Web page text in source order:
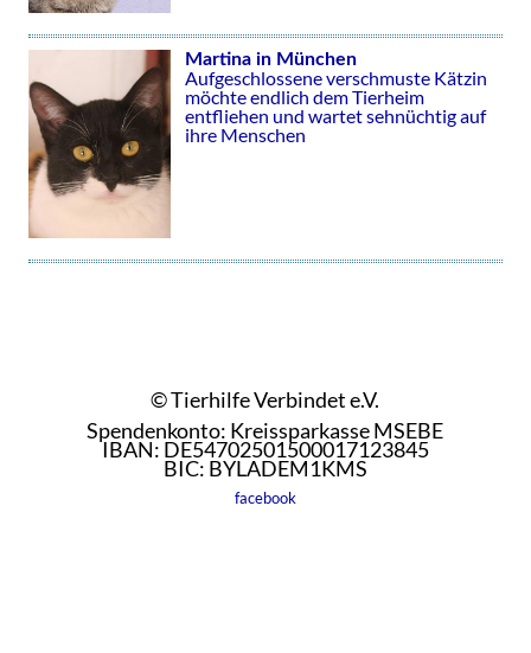
Martina in München
Aufgeschlossene verschmuste Kätzin
möchte endlich dem Tierheim
entfliehen und wartet sehnüchtig auf
ihre Menschen
© Tierhilfe Verbindet e.V.
Spendenkonto: Kreissparkasse MSEBE
IBAN: DE54702501500017123845
BIC: BYLADEM1KMS
facebook